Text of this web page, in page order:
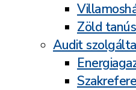
Zöld
Audit